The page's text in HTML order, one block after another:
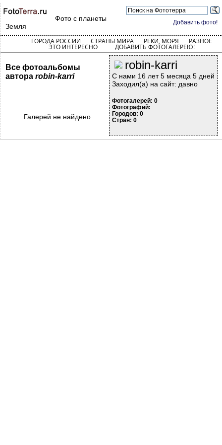
Добавить фото!
Фото с планеты
Земля
ГОРОДА РОССИИ СТРАНЫ МИРА РЕКИ, МОРЯ РАЗНОЕ
ЭТО ИНТЕРЕСНО ДОБАВИТЬ ФОТОГАЛЕРЕЮ!
robin-karri
С нами 16 лет 5 месяца 5 дней
Заходил(а) на сайт: давно
Фотогалерей: 0
Фотографий:
Городов: 0
Стран: 0
Все фотоальбомы
автора robin-karri
Галерей не найдено